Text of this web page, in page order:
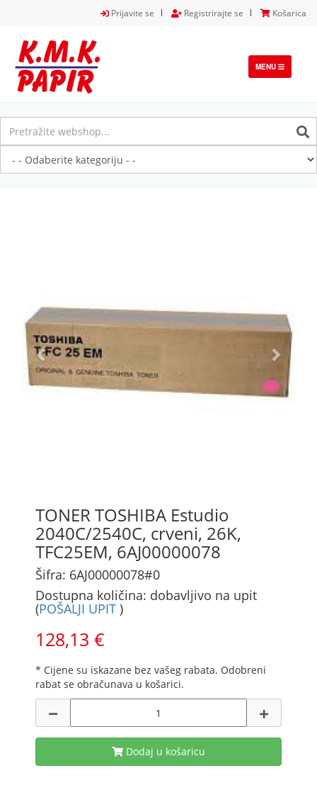
Prijavite se Registrirajte se Košarica
TOGGLE
NAVIGATION
MENU
TONER TOSHIBA Estudio
2040C/2540C, crveni, 26K,
TFC25EM, 6AJ00000078
Šifra: 6AJ00000078#0
Dostupna količina: dobavljivo na upit
(POŠALJI UPIT )
128,13 €
* Cijene su iskazane bez vašeg rabata. Odobreni
rabat se obračunava u košarici.
Dodaj u košaricu